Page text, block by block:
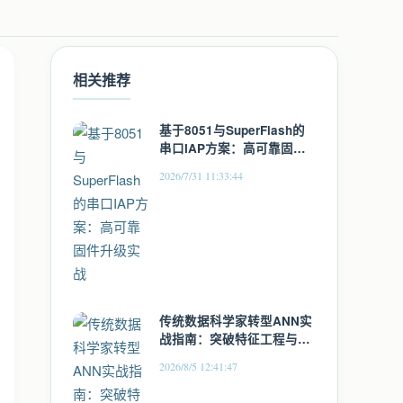
相关推荐
基于8051与SuperFlash的
串口IAP方案：高可靠固件
2026/7/31 11:33:44
传统数据科学家转型ANN实
战指南：突破特征工程与实
2026/8/5 12:41:47